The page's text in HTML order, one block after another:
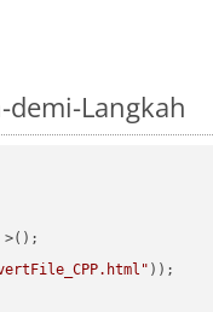
demi-Langkah
>();